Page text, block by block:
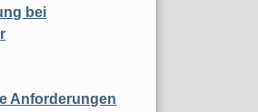
bei
Anforderungen